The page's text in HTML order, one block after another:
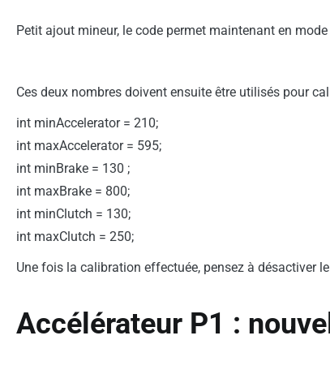
Petit ajout mineur, le code permet maintenant en
Ces deux nombres doivent ensuite être utilisés pour
int minAccelerator = 210;
int maxAccelerator = 595;
int minBrake = 130 ;
int maxBrake = 800;
int minClutch = 130;
int maxClutch = 250;
Une fois la calibration effectuée, pensez à désactiver
Accélérateur P1 :